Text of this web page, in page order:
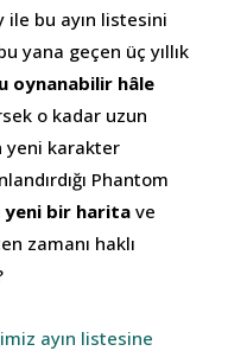
ile bu ayın listesini
yana geçen üç yıllık
oynanabilir hâle
o kadar uzun
yeni karakter
Phantom
yeni bir harita ve
zamanı haklı
ayın listesine